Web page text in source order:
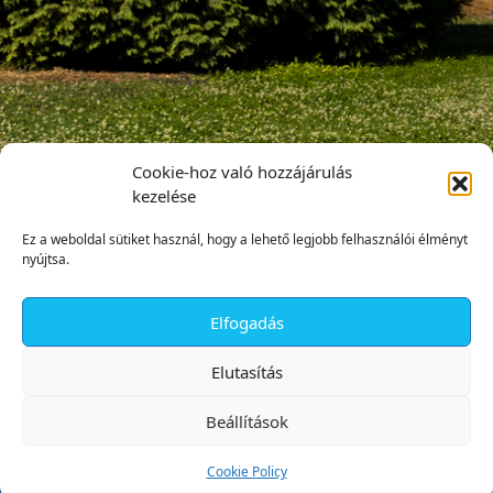
Cookie-hoz való hozzájárulás
kezelése
Ez a weboldal sütiket használ, hogy a lehető legjobb felhasználói élményt
nyújtsa.
Elfogadás
Elutasítás
Beállítások
Cookie Policy
✕